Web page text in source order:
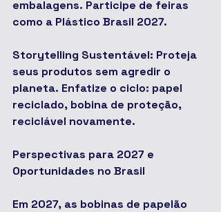
embalagens. Participe de feiras
como a Plástico Brasil 2027.
Storytelling Sustentável: Proteja
seus produtos sem agredir o
planeta. Enfatize o ciclo: papel
reciclado, bobina de proteção,
reciclável novamente.
Perspectivas para 2027 e
Oportunidades no Brasil
Em 2027, as bobinas de papelão